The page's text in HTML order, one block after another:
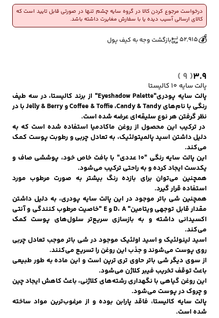
کفش مردانه
لباس زیر و راحتی
مردانه
3.9
( 9 )
پالت سایه 10 کالیستا
پالت سایه پودری"Eyeshadow Palette" از برند کالیستا، در سه طیف
رنگی با نام‌های Coffee & Toffie ،Candy & Tandy و Jelly & Berry با در
نظر گرفتن هر نوع سلیقه‌ای عرضه شده است.
در ترکیب این محصول از روغن ماکادمیا استفاده شده است که به
دلیل داشتن اسید پالمیتولئیک، به تعادل چربی و رطوبت پوست کمک
می‌کند.
این پالت سایه رنگی "10 عددی" با بافت خاص خود، پوششی صاف و
یکدست ایجاد کرده و به راحتی ترکیب می‌شود.
همچنین می‌توان برای بازده رنگ بیشتر به صورت مرطوب مورد
استفاده قرار گیرد.
همچنین شی باتر موجود در این پالت سایه پودری، به دلیل داشتن
مقدار قابل توجهی ویتامین" D، A و E "خاصیت مرطوب کنندگی و آنتی
اکسیدانی داشته و به بازسازی سریع‌تر سلول‌های پوست کمک
می‌کند.
اسید لینولئیک و اسید اولئیک موجود در شی باتر موجب تعادل چربی
روی پوست می‌شوند و جذب این روغن را تسریع می‌کنند.
از سوی دیگر شی باتر حاوی تری ترپن است و این ماده به طور طبیعی
باعث توقف تخریب فیبر کلاژن می‌شود.
این روغن گیاهی با نگهداری رشته‌های کلاژنی، باعث کاهش ایجاد چین
و چروک در پوست می‌شود.
پالت سایه کالیستا، فاقد پارابن بوده و از مرغوب‌ترین مواد ساخته
شده است.
درخواست مرجوع کردن کالا در گروه سایه چشم تنها در صورتی قابل تایید است که
کالای ارسالی آسیب دیده یا با سفارش مغایرت داشته باشد.🔥 8 فروش در هفته گذشته 👀 806 بازدید در ۲۴ ساعت گذشته
💰
52,915 بازگشت وجه به کیف پول